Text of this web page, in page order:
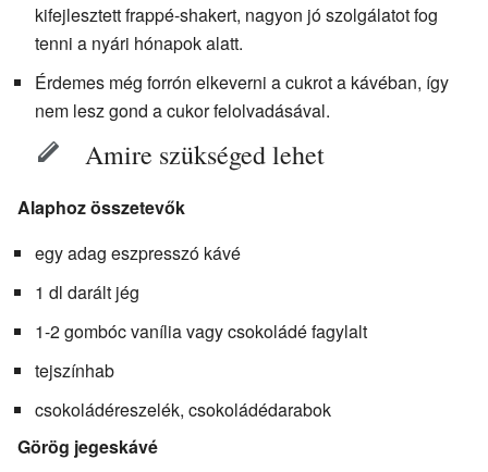
kifejlesztett frappé-shakert, nagyon jó szolgálatot fog
tenni a nyári hónapok alatt.
Érdemes még forrón elkeverni a cukrot a kávéban, így
nem lesz gond a cukor felolvadásával.
Amire szükséged lehet
Alaphoz összetevők
egy adag eszpresszó kávé
1 dl darált jég
1-2 gombóc vanília vagy csokoládé fagylalt
tejszínhab
csokoládéreszelék, csokoládédarabok
Görög jegeskávé